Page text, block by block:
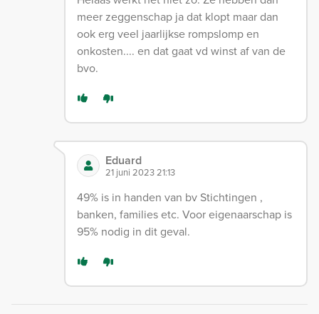
meer zeggenschap ja dat klopt maar dan
ook erg veel jaarlijkse rompslomp en
onkosten.... en dat gaat vd winst af van de
bvo.
Eduard
21 juni 2023 21:13
49% is in handen van bv Stichtingen ,
banken, families etc. Voor eigenaarschap is
95% nodig in dit geval.